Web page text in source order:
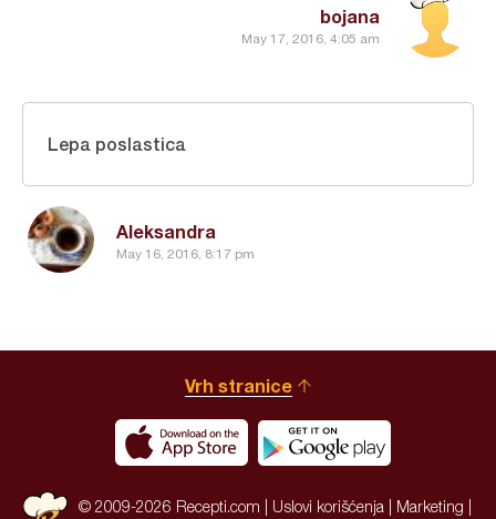
bojana
May 17, 2016, 4:05 am
Aleksandra
May 16, 2016, 8:17 pm
Lepa poslastica
Vrh stranice
© 2009-2026 Recepti.com | Uslovi korišćenja Marketing